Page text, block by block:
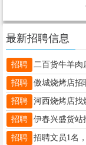
最新招聘信息
招聘
招聘
招聘
招聘
招聘